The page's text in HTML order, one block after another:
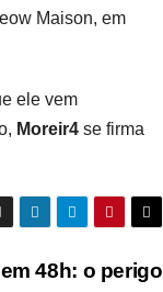
Maison, em
ele vem
Moreir4 se firma
48h: o perigo